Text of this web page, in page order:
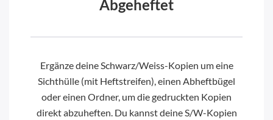
Abgeheftet
Ergänze deine Schwarz/Weiss-Kopien um eine
Sichthülle (mit Heftstreifen), einen Abheftbügel
oder einen Ordner, um die gedruckten Kopien
direkt abzuheften. Du kannst deine S/W-Kopien